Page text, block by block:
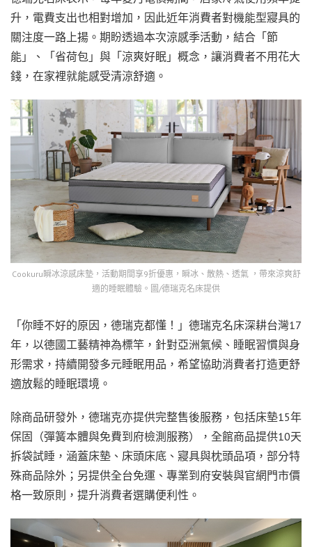
升，電費支出也相對增加，因此近年消費者對機能型寢具的
關注度一路上揚。期盼透過本次涼感季活動，結合「節
能」、「省荷包」與「涼爽好眠」概念，讓消費者不用花大
錢，在家裡就能感受清涼舒適。
Cookuru瞬冰涼感床墊，活動期間享9折優惠，瞬冰、散熱、透氣 ，帶來涼爽舒
適的睡眠體驗。圖/德瑞克名床提供
「你睡不好的原因，德瑞克都懂！」德瑞克名床深耕台灣17
年，以德國工藝精神為標竿，針對亞洲氣候、睡眠習慣與身
形需求，持續開發多元睡眠用品，希望協助消費者打造更舒
適放鬆的睡眠環境。
除商品研發外，德瑞克亦提供完整售後服務，包括床墊15年
保固（彈簧本體與免費到府檢測服務），全館商品提供10天
拆袋試睡，涵蓋床墊、床頭床底、寢具與枕頭品項，部分特
殊商品除外；另提供全台免運、專業到府安裝與官網門市價
格一致原則，提升消費者選購便利性。